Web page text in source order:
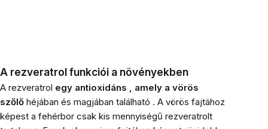
A rezveratrol funkciói a növényekben
A rezveratrol egy antioxidáns , amely a vörös
szőlő héjában és magjában található . A vörös fajtához
képest a fehérbor csak kis mennyiségű rezveratrolt